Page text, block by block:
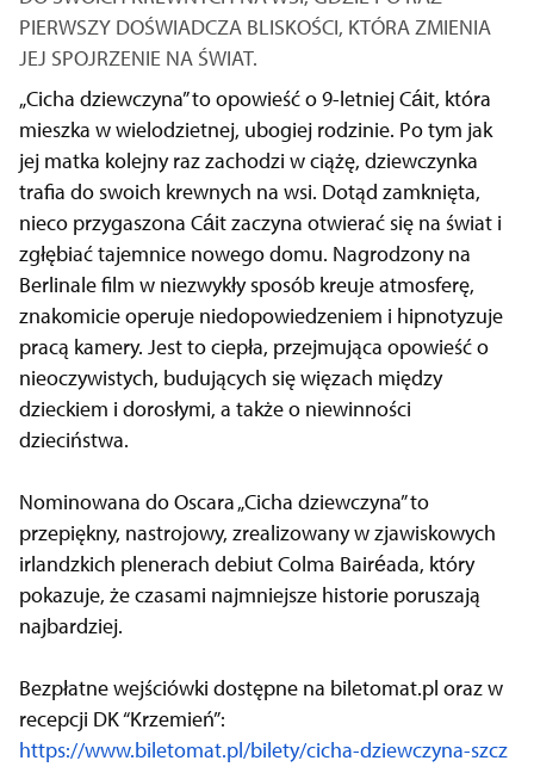
PIERWSZY DOŚWIADCZA BLISKOŚCI, KTÓRA ZMIENIA
JEJ SPOJRZENIE NA ŚWIAT.
„Cicha dziewczyna” to opowieść o 9-letniej Cáit, która
mieszka w wielodzietnej, ubogiej rodzinie. Po tym jak
jej matka kolejny raz zachodzi w ciążę, dziewczynka
trafia do swoich krewnych na wsi. Dotąd zamknięta,
nieco przygaszona Cáit zaczyna otwierać się na świat i
zgłębiać tajemnice nowego domu. Nagrodzony na
Berlinale film w niezwykły sposób kreuje atmosferę,
znakomicie operuje niedopowiedzeniem i hipnotyzuje
pracą kamery. Jest to ciepła, przejmująca opowieść o
nieoczywistych, budujących się więzach między
dzieckiem i dorosłymi, a także o niewinności
dzieciństwa.
Nominowana do Oscara „Cicha dziewczyna” to
przepiękny, nastrojowy, zrealizowany w zjawiskowych
irlandzkich plenerach debiut Colma Bairéada, który
pokazuje, że czasami najmniejsze historie poruszają
najbardziej.
Bezpłatne wejściówki dostępne na biletomat.pl oraz w
recepcji DK “Krzemień”:
https://www.biletomat.pl/bilety/cicha-dziewczyna-szcz